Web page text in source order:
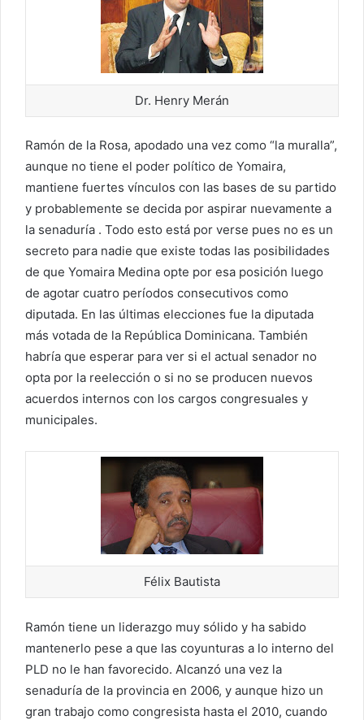
Dr. Henry Merán
Ramón de la Rosa, apodado una vez como “la muralla”,
aunque no tiene el poder político de Yomaira,
mantiene fuertes vínculos con las bases de su partido
y probablemente se decida por aspirar nuevamente a
la senaduría . Todo esto está por verse pues no es un
secreto para nadie que existe todas las posibilidades
de que Yomaira Medina opte por esa posición luego
de agotar cuatro períodos consecutivos como
diputada. En las últimas elecciones fue la diputada
más votada de la República Dominicana. También
habría que esperar para ver si el actual senador no
opta por la reelección o si no se producen nuevos
acuerdos internos con los cargos congresuales y
municipales.
Félix Bautista
Ramón tiene un liderazgo muy sólido y ha sabido
mantenerlo pese a que las coyunturas a lo interno del
PLD no le han favorecido. Alcanzó una vez la
senaduría de la provincia en 2006, y aunque hizo un
gran trabajo como congresista hasta el 2010, cuando